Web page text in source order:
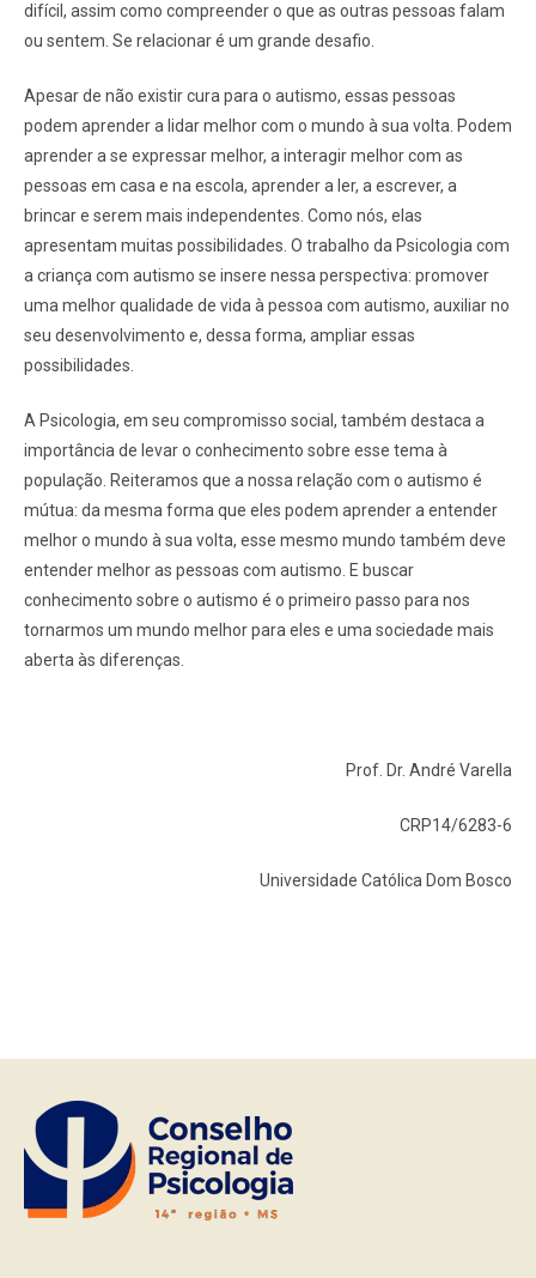
difícil, assim como compreender o que as outras pessoas falam
ou sentem. Se relacionar é um grande desafio.
Apesar de não existir cura para o autismo, essas pessoas
podem aprender a lidar melhor com o mundo à sua volta. Podem
aprender a se expressar melhor, a interagir melhor com as
pessoas em casa e na escola, aprender a ler, a escrever, a
brincar e serem mais independentes. Como nós, elas
apresentam muitas possibilidades. O trabalho da Psicologia com
a criança com autismo se insere nessa perspectiva: promover
uma melhor qualidade de vida à pessoa com autismo, auxiliar no
seu desenvolvimento e, dessa forma, ampliar essas
possibilidades.
A Psicologia, em seu compromisso social, também destaca a
importância de levar o conhecimento sobre esse tema à
população. Reiteramos que a nossa relação com o autismo é
mútua: da mesma forma que eles podem aprender a entender
melhor o mundo à sua volta, esse mesmo mundo também deve
entender melhor as pessoas com autismo. E buscar
conhecimento sobre o autismo é o primeiro passo para nos
tornarmos um mundo melhor para eles e uma sociedade mais
aberta às diferenças.
Prof. Dr. André Varella
CRP14/6283-6
Universidade Católica Dom Bosco